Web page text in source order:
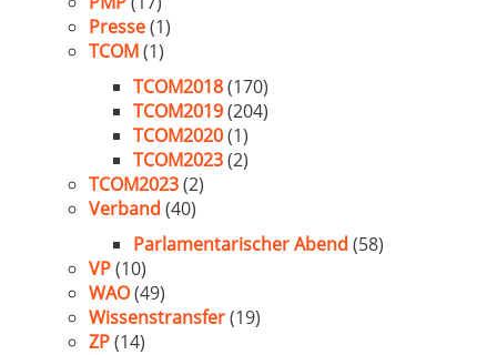
Presse(1)
TCOM(1)
TCOM2018(170)
TCOM2019(204)
TCOM2020(1)
TCOM2023(2)
TCOM2023(2)
Verband (40)
Parlamentarischer Abend (58)
VP(10)
WAO(49)
Wissenstransfer(19)
ZP(14)